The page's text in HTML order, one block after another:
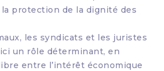
protection de la dignité des
les syndicats et les juristes
un rôle déterminant, en
entre l’intérêt économique